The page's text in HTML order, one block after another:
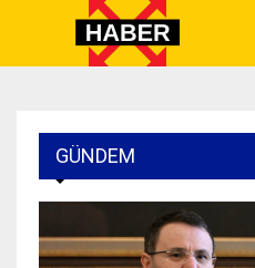
GÜNDEM